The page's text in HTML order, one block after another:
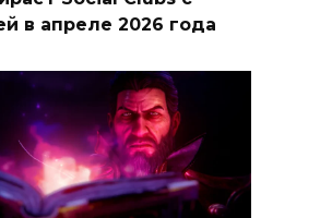
в апреле 2026 года